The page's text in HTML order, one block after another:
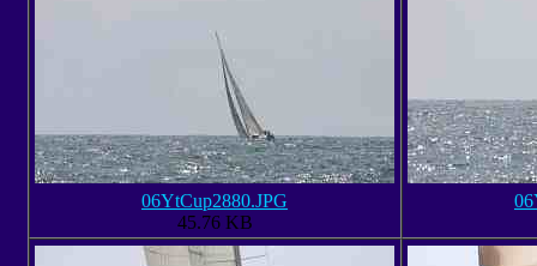
06YtCup2880.JPG
45.76 KB